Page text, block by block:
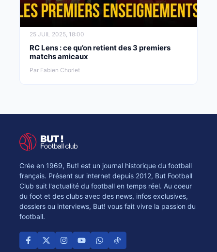
25 JUIL 2025, 18:00
RC Lens : ce qu’on retient des 3 premiers
matchs amicaux
Par Fabien Chorlet
Crée en 1969, But! est un journal historique du football
français. Présent sur internet depuis 2012, But Football
Club suit l'actualité du football en temps réel. Au coeur
du foot et des clubs avec des news, infos exclusives,
dossiers ou interviews, But! vous fait vivre la passion du
football.